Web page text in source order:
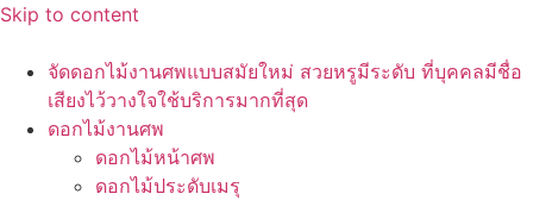
Skip to content
จัดดอกไม้งานศพแบบสมัยใหม่ สวยหรูมีระดับ ที่บุคคลมีชื่อ
เสียงไว้วางใจใช้บริการมากที่สุด
ดอกไม้งานศพ
ดอกไม้หน้าศพ
ดอกไม้ประดับเมรุ